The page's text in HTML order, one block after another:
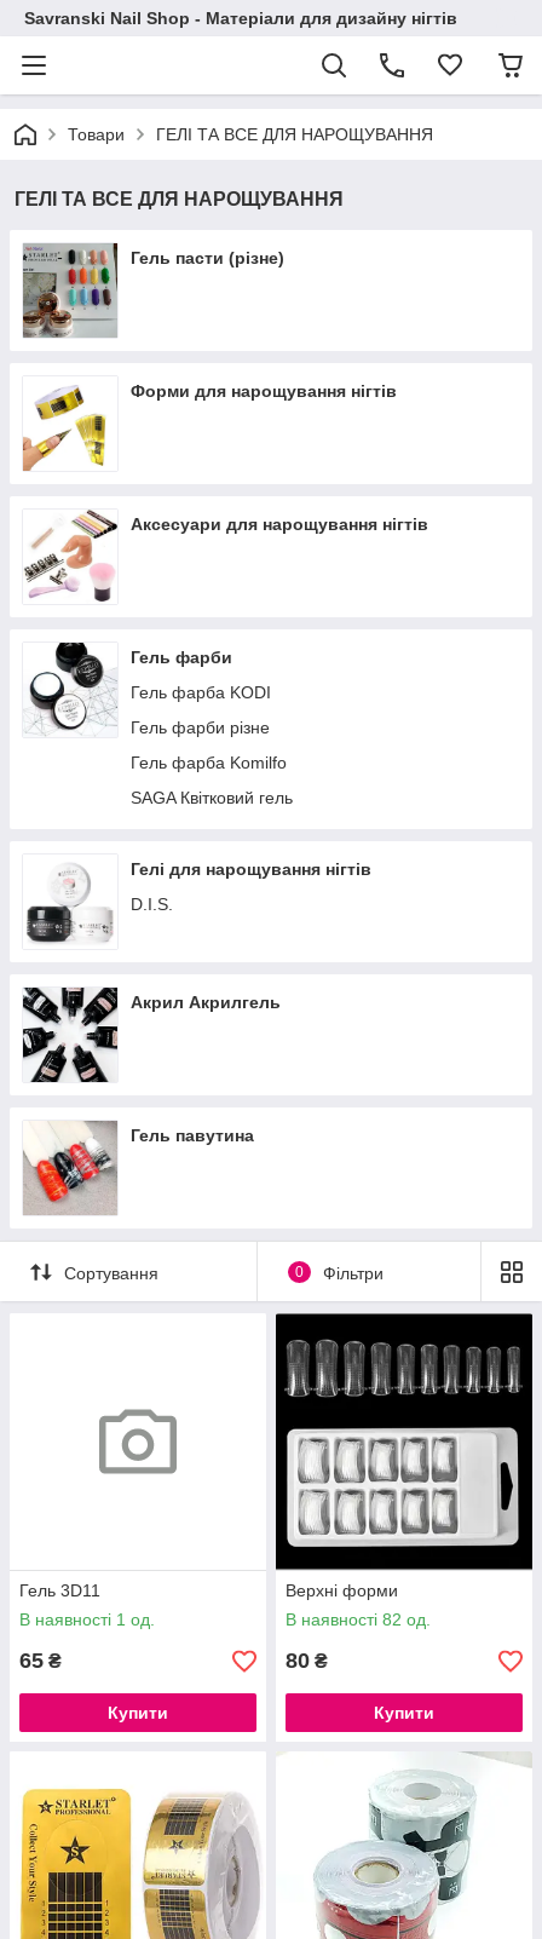
Savranski Nail Shop - Матеріали для дизайну нігтів
Товари ГЕЛІ ТА ВСЕ ДЛЯ НАРОЩУВАННЯ
ГЕЛІ ТА ВСЕ ДЛЯ НАРОЩУВАННЯ
Гель пасти (різне)
Форми для нарощування нігтів
Аксесуари для нарощування нігтів
Гель фарби
Гель фарба KODI
Гель фарби різне
Гель фарба Komilfo
SAGA Квітковий гель
Гелі для нарощування нігтів
D.I.S.
Акрил Акрилгель
Гель павутина
Сортування 0 Фільтри
Гель 3D11
В наявності 1 од.
65 ₴
Купити
Верхні форми
В наявності 82 од.
80 ₴
Купити